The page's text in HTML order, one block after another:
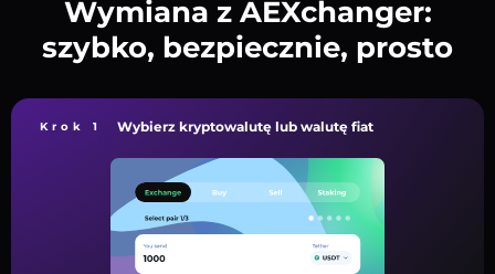
Wymiana z AEXchanger:
szybko, bezpiecznie, prosto
Krok 1 Wybierz kryptowalutę lub walutę fiat